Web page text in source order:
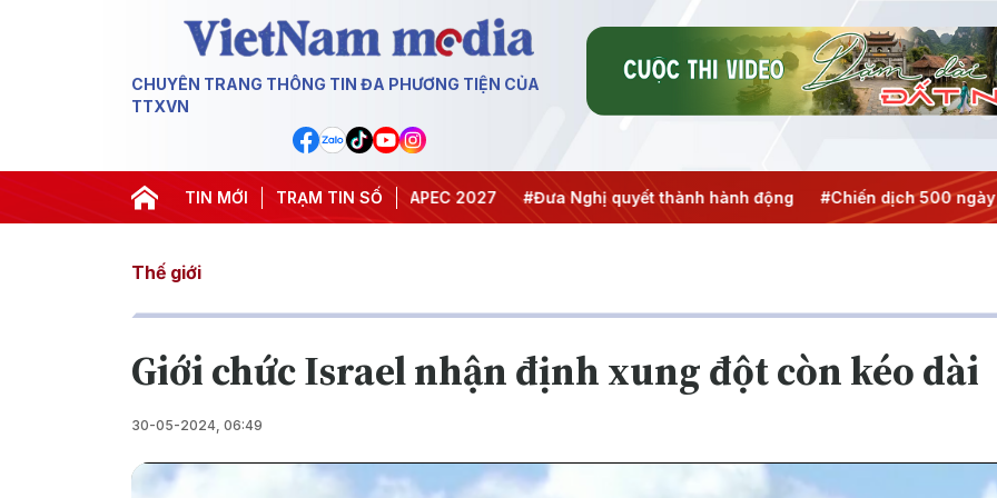
CHUYÊN TRANG THÔNG TIN ĐA PHƯƠNG TIỆN CỦA
TTXVN
TIN MỚI TRẠM TIN SỐ
#Hội nghị Trung ương 3 #APEC 2027 #Đưa Nghị quyết thành hành động #Chiến dịch 500 ngày đêm
Thế giới
Giới chức Israel nhận định xung đột còn kéo dài
30-05-2024, 06:49